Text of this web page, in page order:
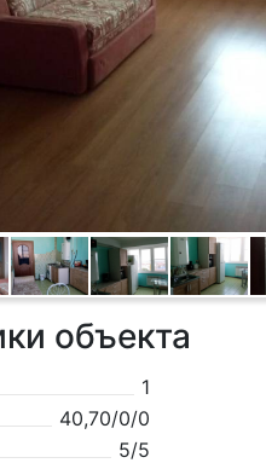
объекта
1
40,70/0/0
5/5